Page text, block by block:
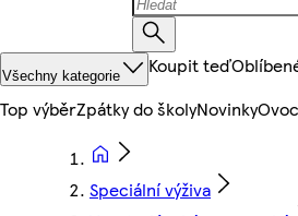
Všechny kategorie Koupit teď
Top výběrZpátky do školyNovinky
Speciální výživa